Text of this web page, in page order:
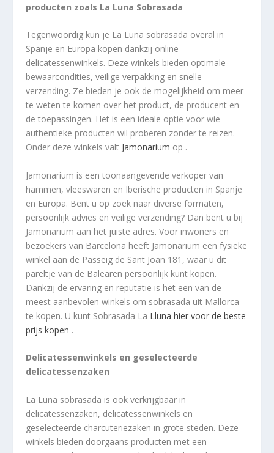
producten zoals La Luna Sobrasada
Tegenwoordig kun je La Luna sobrasada overal in
Spanje en Europa kopen dankzij online
delicatessenwinkels. Deze winkels bieden optimale
bewaarcondities, veilige verpakking en snelle
verzending. Ze bieden je ook de mogelijkheid om meer
te weten te komen over het product, de producent en
de toepassingen. Het is een ideale optie voor wie
authentieke producten wil proberen zonder te reizen.
Onder deze winkels valt Jamonarium op .
Jamonarium is een toonaangevende verkoper van
hammen, vleeswaren en Iberische producten in Spanje
en Europa. Bent u op zoek naar diverse formaten,
persoonlijk advies en veilige verzending? Dan bent u bij
Jamonarium aan het juiste adres. Voor inwoners en
bezoekers van Barcelona heeft Jamonarium een fysieke
winkel aan de Passeig de Sant Joan 181, waar u dit
pareltje van de Balearen persoonlijk kunt kopen.
Dankzij de ervaring en reputatie is het een van de
meest aanbevolen winkels om sobrasada uit Mallorca
te kopen. U kunt Sobrasada La Llunahier voor de beste
prijskopen .
Delicatessenwinkels en geselecteerde
delicatessenzaken
La Luna sobrasada is ook verkrijgbaar in
delicatessenzaken, delicatessenwinkels en
geselecteerde charcuteriezaken in grote steden. Deze
winkels bieden doorgaans producten met een